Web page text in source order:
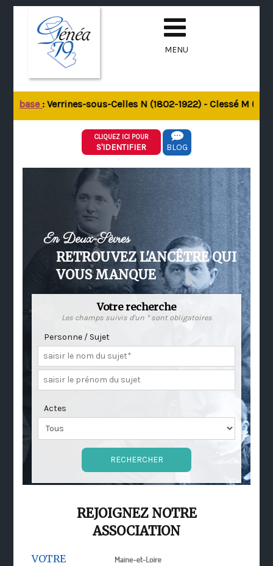
MENU
base: Verrines-sous-Celles N (1802-1922) - Clessé M
CLIQUEZ ICI POUR
S'IDENTIFIER BLOG
En Deux-Sèvres
RETROUVEZ L'ANCÊTRE QUI
VOUS MANQUE
Votre recherche
Les champs suivis d'un * sont obligatoires
Personne / Sujet
Actes
REJOIGNEZ NOTRE
ASSOCIATION
VOTRE